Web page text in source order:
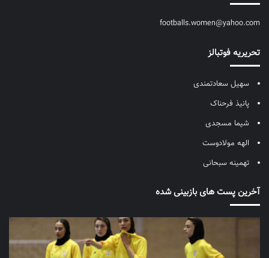
footballs.women@yahoo.com
تحریریه فوتبالز
سهیل سعادتمندی
پانیذ فرحناک
شیما مسجدی
الهه مولادوست
تهمینه سبحانی
آخرین پست های بازبینی شده